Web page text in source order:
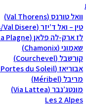
וואל טורנס (Val Thorens)
טין – ואל ד’יזר (Tignes/Val Disere)
לז ארק-לה פלאן (Les Arcs La Plagne)
שאמוני (Chamonix)
קורשבל (Courchevel)
אבוריאז (Avoriaz – Portes du Soleil)
מריבל (Méribel)
מונטג’נבר (Via Lattea)
Les 2 Alpes